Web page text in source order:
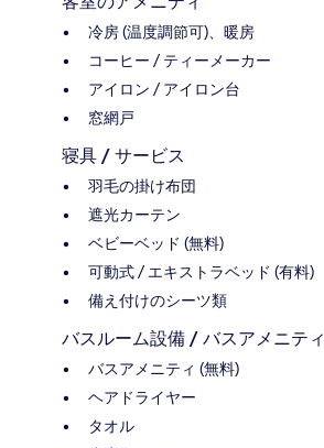
冷房 (温度調節可)、暖房
コーヒー / ティーメーカー
アイロン / アイロン台
窓網戸
寝具 / サービス
羽毛の掛け布団
遮光カーテン
ベビーベッド (無料)
可動式 / エキストラベッド (有料)
備え付けのシーツ類
バスルーム設備 / バスアメニティ
バスアメニティ (無料)
ヘアドライヤー
タオル